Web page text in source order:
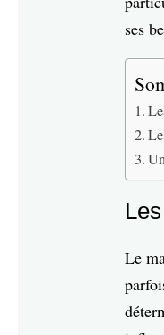
ses
Le